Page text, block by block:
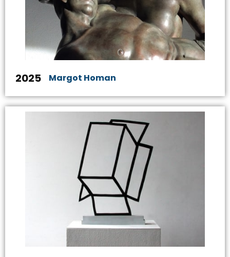
2025 Margot Homan